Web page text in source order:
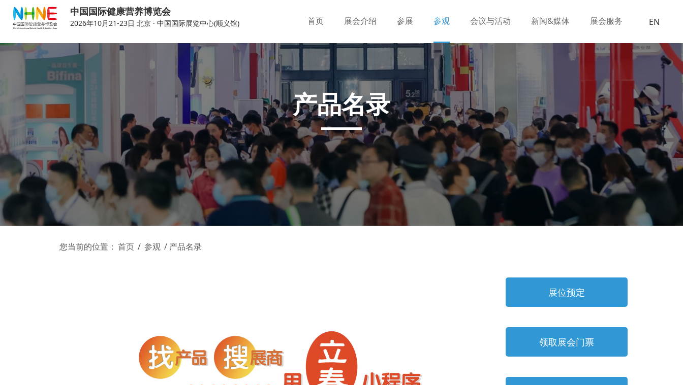
中国国际健康营养博览会
2026年10月21-23日 北京 · 中国国际展览中心(顺义馆) 首页 展会介绍 参展 参观 会议与活动 新闻&媒体 展会服务 EN
产品名录
您当前的位置： 首页 / 参观 / 产品名录
展位预定
领取展会门票